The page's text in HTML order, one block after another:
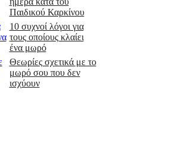
Παιδικού Καρκίνου
10 συχνοί λόγοι για
τους οποίους κλαίει
ένα μωρό
Θεωρίες σχετικά με το
μωρό σου που δεν
ισχύουν